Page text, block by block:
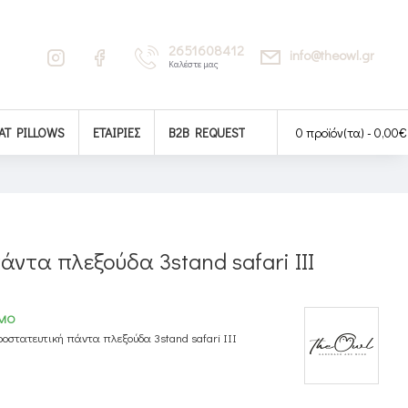
2651608412
Καλέστε μας
info@theowl.gr
PILLOWS ΕΤΑΙΡΊΕΣ B2B REQUEST 0 προϊόν(τα) - 0,00€
πλεξούδα 3stand safari ΙΙΙ
πάντα πλεξούδα 3stand safari ΙΙΙ